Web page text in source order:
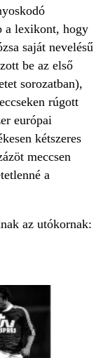
a lexikont, hogy
saját nevelésű
be az első
sorozatban),
rúgott
európai
kétszeres
meccsen
a
az utókornak: